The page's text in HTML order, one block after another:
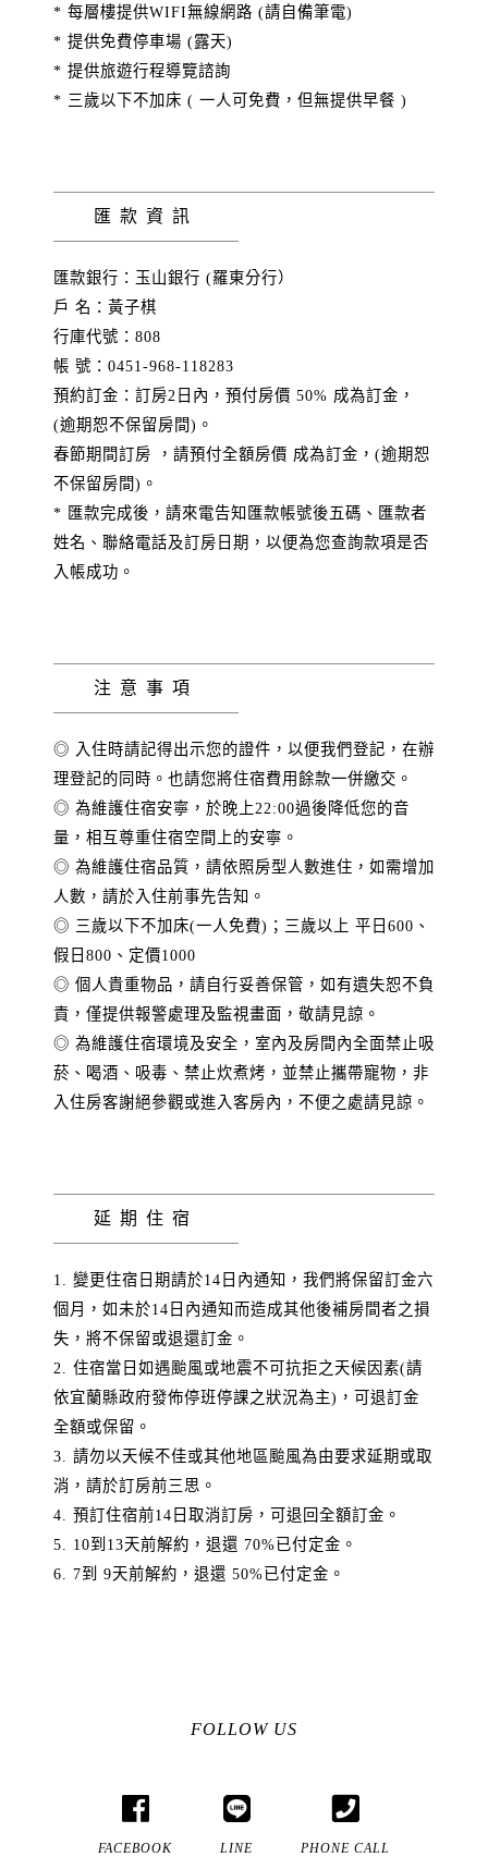
* 每層樓提供WIFI無線網路 (請自備筆電)
* 提供免費停車場 (露天)
* 提供旅遊行程導覽諮詢
* 三歲以下不加床 ( 一人可免費，但無提供早餐 )
匯款資訊
匯款銀行：玉山銀行 (羅東分行）
戶 名：黃子棋
行庫代號：808
帳 號：0451-968-118283
預約訂金：訂房2日內，預付房價 50% 成為訂金，
(逾期恕不保留房間)。
春節期間訂房 ，請預付全額房價 成為訂金，(逾期恕
不保留房間)。
* 匯款完成後，請來電告知匯款帳號後五碼、匯款者
姓名、聯絡電話及訂房日期，以便為您查詢款項是否
入帳成功。
注意事項
◎ 入住時請記得出示您的證件，以便我們登記，在辦
理登記的同時。也請您將住宿費用餘款一併繳交。
◎ 為維護住宿安寧，於晚上22:00過後降低您的音
量，相互尊重住宿空間上的安寧。
◎ 為維護住宿品質，請依照房型人數進住，如需增加
人數，請於入住前事先告知。
◎ 三歲以下不加床(一人免費)；三歲以上 平日600、
假日800、定價1000
◎ 個人貴重物品，請自行妥善保管，如有遺失恕不負
責，僅提供報警處理及監視畫面，敬請見諒。
◎ 為維護住宿環境及安全，室內及房間內全面禁止吸
菸、喝酒、吸毒、禁止炊煮烤，並禁止攜帶寵物，非
入住房客謝絕參觀或進入客房內，不便之處請見諒。
延期住宿
1. 變更住宿日期請於14日內通知，我們將保留訂金六
個月，如未於14日內通知而造成其他後補房間者之損
失，將不保留或退還訂金。
2. 住宿當日如遇颱風或地震不可抗拒之天候因素(請
依宜蘭縣政府發佈停班停課之狀況為主)，可退訂金
全額或保留。
3. 請勿以天候不佳或其他地區颱風為由要求延期或取
消，請於訂房前三思。
4. 預訂住宿前14日取消訂房，可退回全額訂金。
5. 10到13天前解約，退還 70%已付定金。
6. 7到 9天前解約，退還 50%已付定金。
FOLLOW US
FACEBOOK LINE PHONE CALL